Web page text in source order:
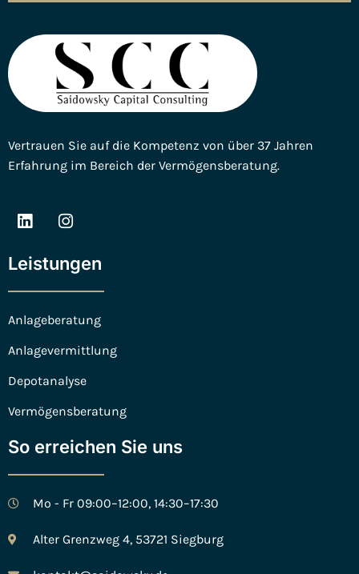
Vertrauen Sie auf die Kompetenz von über 37 Jahren
Erfahrung im Bereich der Vermögensberatung.
Leistungen
Anlageberatung
Anlagevermittlung
Depotanalyse
Vermögensberatung
So erreichen Sie uns
Mo - Fr 09:00–12:00, 14:30–17:30
Alter Grenzweg 4, 53721 Siegburg